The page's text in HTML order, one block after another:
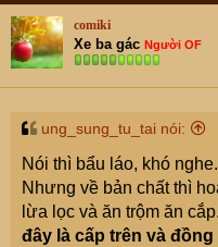
comiki
Xe ba gác Người OF
ung_sung_tu_tai nói:
Nói thì bẩu láo, khó nghe.
Nhưng về bản chất thì
lừa lọc và ăn trộm ăn cắp.
đây là cấp trên và